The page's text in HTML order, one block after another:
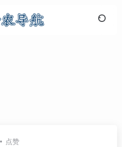
点赞